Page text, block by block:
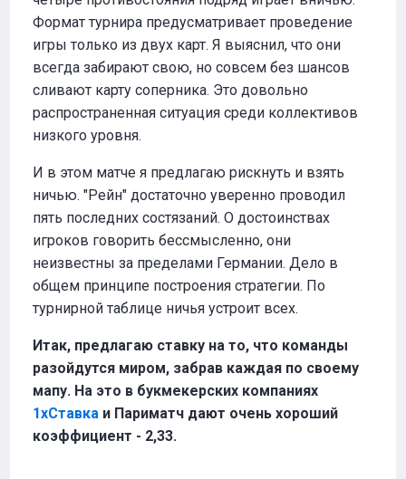
Формат турнира предусматривает проведение
игры только из двух карт. Я выяснил, что они
всегда забирают свою, но совсем без шансов
сливают карту соперника. Это довольно
распространенная ситуация среди коллективов
низкого уровня.
И в этом матче я предлагаю рискнуть и взять
ничью. "Рейн" достаточно уверенно проводил
пять последних состязаний. О достоинствах
игроков говорить бессмысленно, они
неизвестны за пределами Германии. Дело в
общем принципе построения стратегии. По
турнирной таблице ничья устроит всех.
Итак, предлагаю ставку на то, что команды
разойдутся миром, забрав каждая по своему
мапу. На это в букмекерских компаниях
1хСтавка и Париматч дают очень хороший
коэффициент - 2,33.